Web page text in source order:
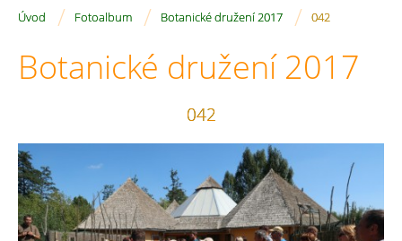
Úvod / Fotoalbum / Botanické družení 2017 / 042
Botanické družení 2017
042